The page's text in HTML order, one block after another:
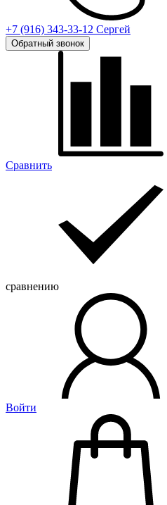
+7 (916) 343-33-12 Сергей
Обратный звонок
Сравнить
сравнению
Войти